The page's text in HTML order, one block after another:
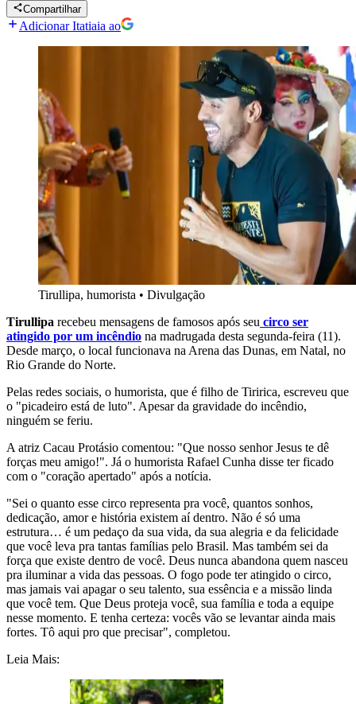
Compartilhar
Adicionar Itatiaia ao
Tirullipa, humorista • Divulgação
Tirullipa recebeu mensagens de famosos após seu circo ser
atingido por um incêndio na madrugada desta segunda-feira (11).
Desde março, o local funcionava na Arena das Dunas, em Natal, no
Rio Grande do Norte.
Pelas redes sociais, o humorista, que é filho de Tiririca, escreveu que
o "picadeiro está de luto". Apesar da gravidade do incêndio,
ninguém se feriu.
A atriz Cacau Protásio comentou: "Que nosso senhor Jesus te dê
forças meu amigo!". Já o humorista Rafael Cunha disse ter ficado
com o "coração apertado" após a notícia.
"Sei o quanto esse circo representa pra você, quantos sonhos,
dedicação, amor e história existem aí dentro. Não é só uma
estrutura… é um pedaço da sua vida, da sua alegria e da felicidade
que você leva pra tantas famílias pelo Brasil. Mas também sei da
força que existe dentro de você. Deus nunca abandona quem nasceu
pra iluminar a vida das pessoas. O fogo pode ter atingido o circo,
mas jamais vai apagar o seu talento, sua essência e a missão linda
que você tem. Que Deus proteja você, sua família e toda a equipe
nesse momento. E tenha certeza: vocês vão se levantar ainda mais
fortes. Tô aqui pro que precisar", completou.
Leia Mais: